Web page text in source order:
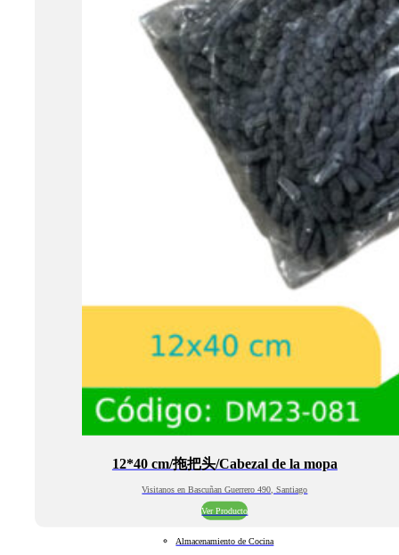
12*40 cm/拖把头/Cabezal de la mopa
Visitanos en Bascuñan Guerrero 490, Santiago
Ver Producto
Almacenamiento de Cocina